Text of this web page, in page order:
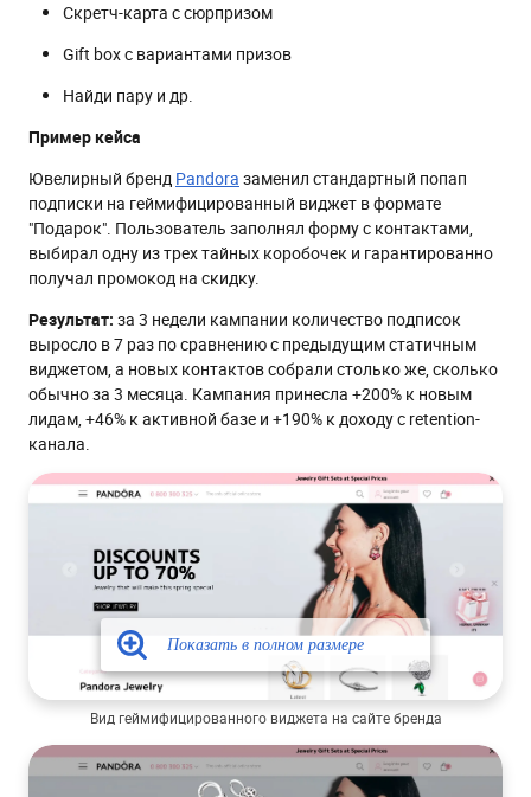
Скретч-карта с сюрпризом
Gift box с вариантами призов
Найди пару и др.
Пример кейса
Ювелирный бренд Pandora заменил стандартный попап
подписки на геймифицированный виджет в формате
"Подарок". Пользователь заполнял форму с контактами,
выбирал одну из трех тайных коробочек и гарантированно
получал промокод на скидку.
Результат: за 3 недели кампании количество подписок
выросло в 7 раз по сравнению с предыдущим статичным
виджетом, а новых контактов собрали столько же, сколько
обычно за 3 месяца. Кампания принесла +200% к новым
лидам, +46% к активной базе и +190% к доходу с retention-
канала.
Вид геймифицированного виджета на сайте бренда